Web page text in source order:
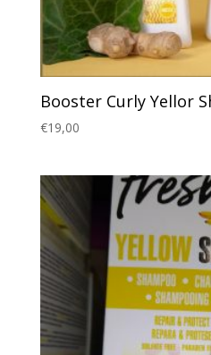
Booster Curly Yellor
€19,00